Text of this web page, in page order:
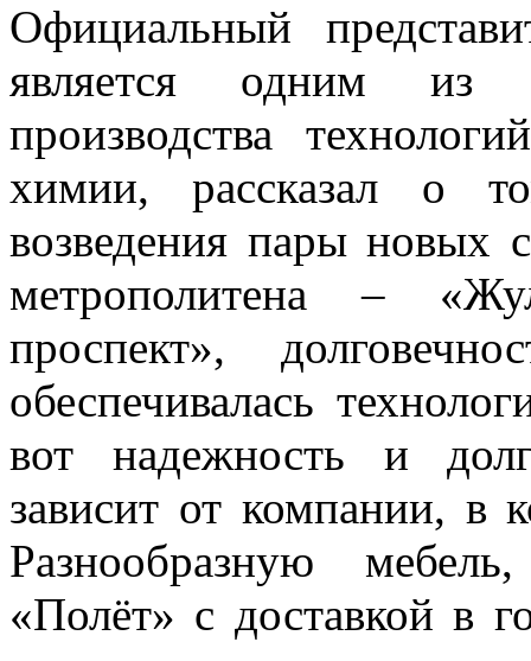
Официальный
является одним из
производства
химии, рассказал о
возведения пары новых
метрополитена –
проспект»,
обеспечивалась
вот надежность и
зависит от компании, в
Разнообразную
«Полёт» с доставкой в